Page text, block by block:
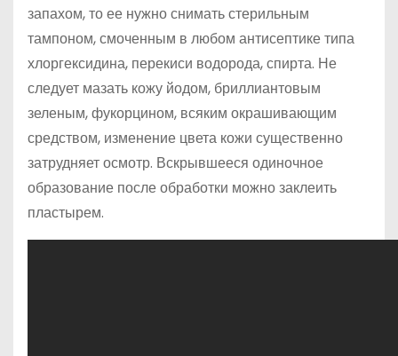
запахом, то ее нужно снимать стерильным
тампоном, смоченным в любом антисептике типа
хлоргексидина, перекиси водорода, спирта. Не
следует мазать кожу йодом, бриллиантовым
зеленым, фукорцином, всяким окрашивающим
средством, изменение цвета кожи существенно
затрудняет осмотр. Вскрывшееся одиночное
образование после обработки можно заклеить
пластырем.